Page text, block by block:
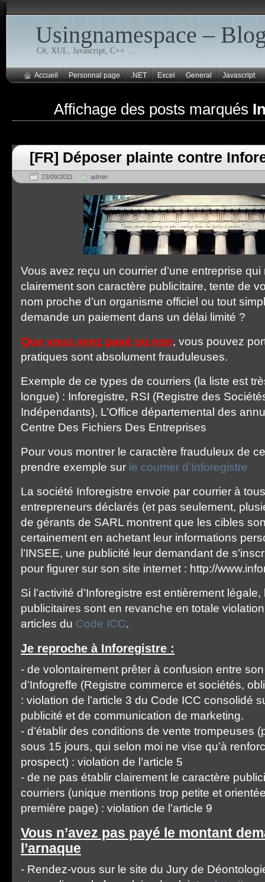
Usingnamespace –
C#, XUL, Javascript, C++ …
Accueil Personnal page .NET Excel General Javascript
Affichage des posts marqués
[FR] Déposer plainte contre
23/09/2011 admin
Vous avez reçu un courrier d’une entreprise qui
clairement son caractère publicitaire, tente de
nom proche d’un organisme officiel ou tout
demande un paiement dans un délai limité ?
Que vous ayez payé ou non, vous pouvez
pratiques sont absolument frauduleuses.
Exemple de ce types de courriers (la liste est
longue) : Inforegistre, RSI (Registre des
Indépendants), L’Office départemental des
Centre Des Fichiers Des Entreprises
Pour vous montrer le caractère frauduleux de
prendre exemple sur le courrier d’Inforegistre
La société Inforegistre envoie par courrier à
entrepreneurs déclarés (et pas seulement,
de gérants de SARL montrent que les cibles
certainement en achetant leur informations
l’INSEE, une publicité leur demandant de
pour figurer sur son site internet : http://
Si l’activité d’Inforegistre est entièrement
publicitaires sont en revanche en totale
articles du Code ICC.
Je reproche à Inforegistre :
- de volontairement prêter à confusion entre
d’Infogreffe (Registre commerce et sociétés,
: violation de l’article 3 du Code ICC consolidé
publicité et de communication de marketing.
- d’établir des conditions de vente trompeuses
sous 15 jours, qui selon moi ne vise qu’à
prospect) : violation de l’article 5
- de ne pas établir clairement le caractère
courriers (unique mentions trop petite et
première page) : violation de l’article 9
Vous n’avez pas payé le montant
l’arnaque
- Rendez-vous sur le site du Jury de